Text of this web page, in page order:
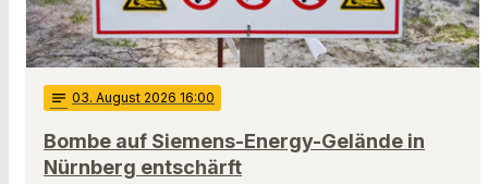
notes 03. August 2026 16:00
Bombe auf Siemens-Energy-Gelände in
Nürnberg entschärft